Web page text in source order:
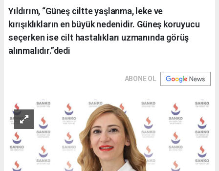
Yıldırım, “Güneş ciltte yaşlanma, leke ve
kırışıklıkların en büyük nedenidir. Güneş koruyucu
seçerken ise cilt hastalıkları uzmanında görüş
alınmalıdır.”dedi
ABONE OL